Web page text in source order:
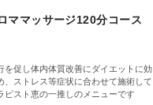
ママッサージ120分コース
を促し体内体質改善にダイエットに効
、ストレス等症状に合わせて施術して
ピスト恵の一推しのメニューです